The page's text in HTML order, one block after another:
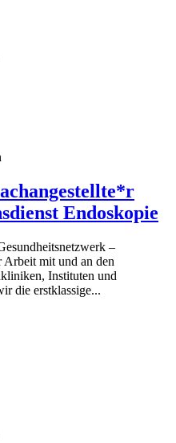
Endoskopie
–
Arbeit mit und an den
Instituten und
die erstklassige...